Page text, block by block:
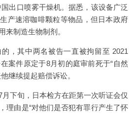
出口喷雾干燥机。据悉，该设备广泛
产速溶咖啡颗粒等物品，但日本政府
来制造生物制剂。
，其中两名被告一直被拘留至 2021
案件原定于8月初的庭审前死于“自然
继续提起赔偿诉讼。
下旬，日本检方在距第一次听证会仅
理由是“对他们是否犯有罪行产生了怀